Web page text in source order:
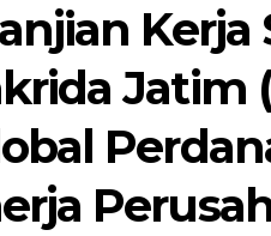
Kerja
Jatim